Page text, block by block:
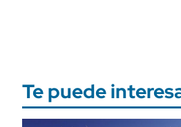
Te puede